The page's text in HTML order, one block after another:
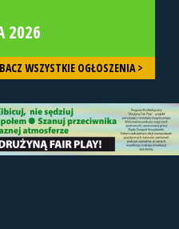
2026
WSZYSTKIE OGŁOSZENIA >